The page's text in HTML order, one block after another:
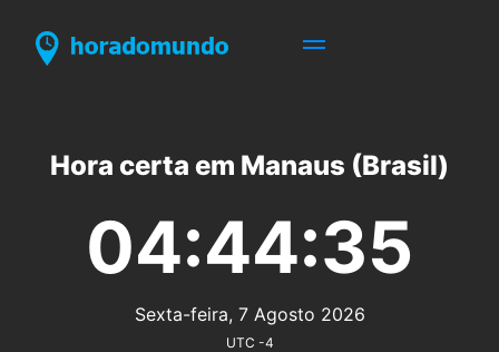
Hora certa em Manaus (Brasil)
04:44:35
Sexta-feira, 7 Agosto 2026
UTC -4